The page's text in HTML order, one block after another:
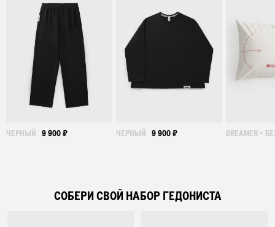
ЧЕРНЫЙ 9 900 ₽ ЧЕРНЫЙ 9 900 ₽ DREAMER -
СОБЕРИ СВОЙ НАБОР ГЕДОНИСТА